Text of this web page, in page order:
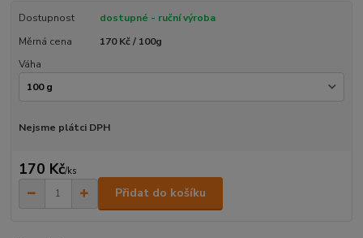
Dostupnost
dostupné - ruční výroba
Měrná cena
170 Kč / 100g
Váha
Nejsme plátci DPH
170 Kč/ks
Přidat do košíku